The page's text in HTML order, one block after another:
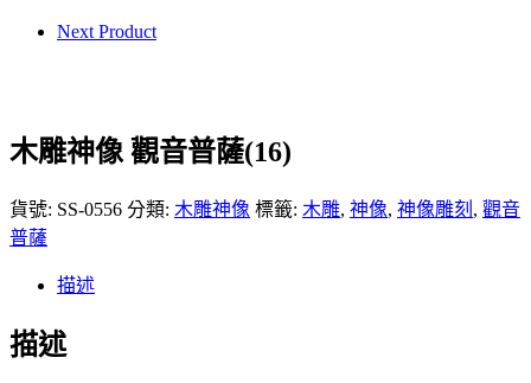
Next Product
木雕神像 觀音普薩(16)
貨號: SS-0556 分類: 木雕神像 標籤: 木雕, 神像, 神像雕刻 , 觀音
普薩
描述
描述